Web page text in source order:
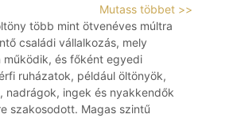
Mutass többet >>
több mint ötvenéves múltra
családi vállalkozás, mely
működik, és főként egyedi
ruházatok, például öltönyök,
nadrágok, ingek és nyakkendők
szakosodott. Magas szintű